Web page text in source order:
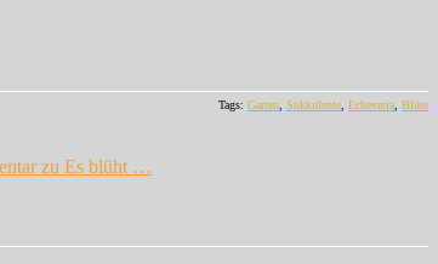
Tags: Garten Sukkulente Echeveria Blüte
zu Es blüht …